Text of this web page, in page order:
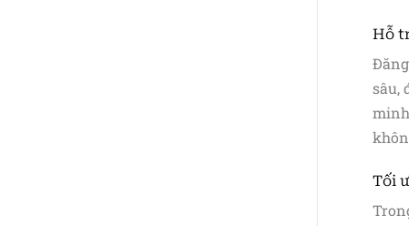
Hỗ
sâu,
Tối